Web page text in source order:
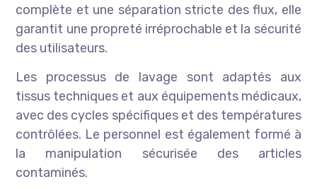
complète et une séparation stricte des flux, elle
garantit une propreté irréprochable et la sécurité
des utilisateurs.
Les processus de lavage sont adaptés aux
tissus techniques et aux équipements médicaux,
avec des cycles spécifiques et des températures
contrôlées. Le personnel est également formé à
la manipulation sécurisée des articles
contaminés.